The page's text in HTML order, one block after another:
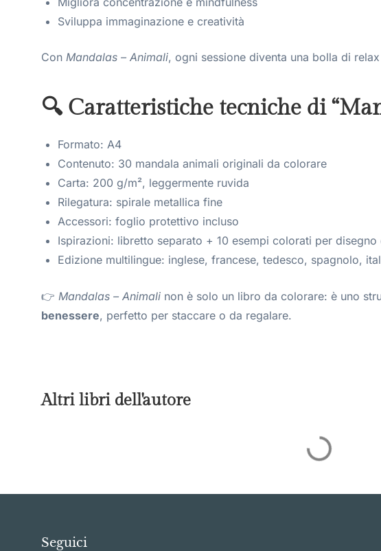
Sviluppa immaginazione e creatività
Con Mandalas – Animali, ogni sessione diventa una bolla di
🔍 Caratteristiche tecniche di
Formato: A4
Contenuto: 30 mandala animali originali da colorare
Carta: 200 g/m², leggermente ruvida
Rilegatura: spirale metallica fine
Accessori: foglio protettivo incluso
Ispirazioni: libretto separato + 10 esempi colorati per disegno
Edizione multilingue: inglese, francese, tedesco, spagnolo,
👉 Mandalas – Animali non è solo un libro da colorare: è uno
benessere, perfetto per staccare o da regalare.
Altri libri dell'autore
Seguici